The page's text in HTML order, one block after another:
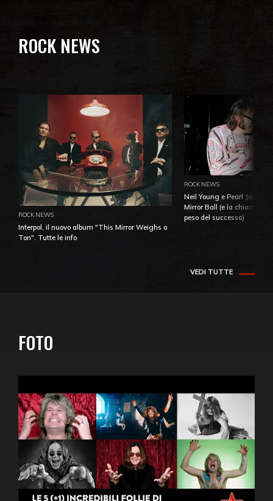
ROCK NEWS
ROCK NEWS
Interpol, il nuovo album "This Mirror Weighs a
Ton". Tutte le info
ROCK NEWS
Neil Young e Pearl Jam: la
Mirror Ball (e la chiamata
peso del successo)
VEDI TUTTE
FOTO